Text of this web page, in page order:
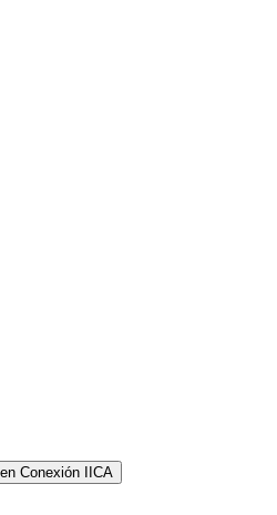
Conexión IICA